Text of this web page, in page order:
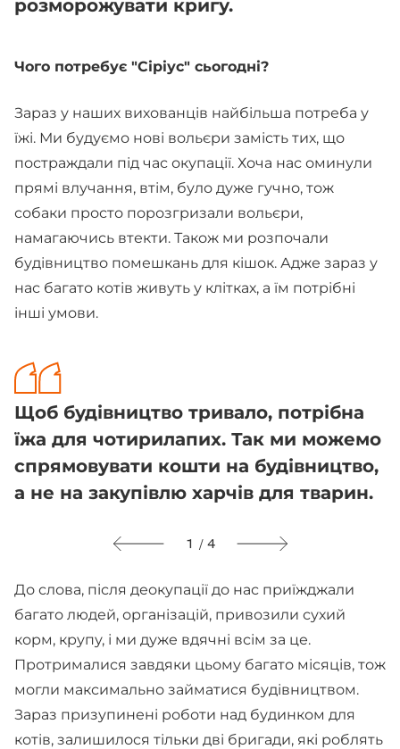
розморожувати кригу.
Чого потребує "Сіріус" сьогодні?
Зараз у наших вихованців найбільша потреба у
їжі. Ми будуємо нові вольєри замість тих, що
постраждали під час окупації. Хоча нас оминули
прямі влучання, втім, було дуже гучно, тож
собаки просто порозгризали вольєри,
намагаючись втекти. Також ми розпочали
будівництво помешкань для кішок. Адже зараз у
нас багато котів живуть у клітках, а їм потрібні
інші умови.
Щоб будівництво тривало, потрібна
їжа для чотирилапих. Так ми можемо
спрямовувати кошти на будівництво,
а не на закупівлю харчів для тварин.
1 / 4
До слова, після деокупації до нас приїжджали
багато людей, організацій, привозили сухий
корм, крупу, і ми дуже вдячні всім за це.
Протрималися завдяки цьому багато місяців, тож
могли максимально займатися будівництвом.
Зараз призупинені роботи над будинком для
котів, залишилося тільки дві бригади, які роблять